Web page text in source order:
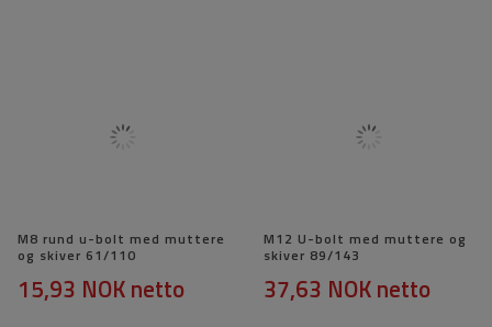
M8 rund u-bolt med muttere
og skiver 61/110
15,93 NOKnetto
M12 U-bolt med muttere og
skiver 89/143
37,63 NOKnetto